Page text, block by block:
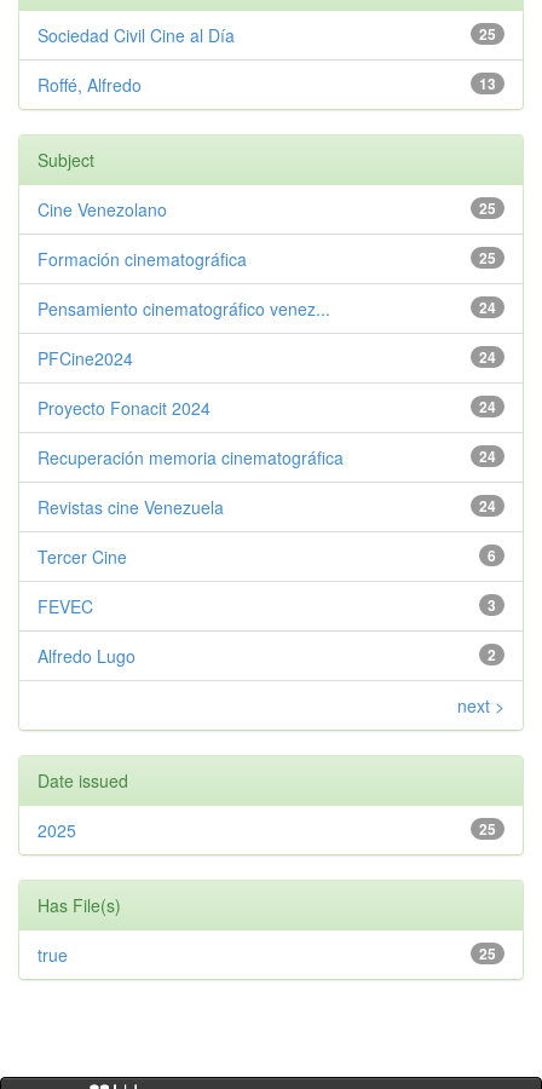
25
Sociedad Civil Cine al Día
13
Roffé, Alfredo
Subject
25
Cine Venezolano
25
Formación cinematográfica
24
Pensamiento cinematográfico venez...
24
PFCine2024
24
Proyecto Fonacit 2024
24
Recuperación memoria cinematográfica
24
Revistas cine Venezuela
6
Tercer Cine
3
FEVEC
2
Alfredo Lugo
next >
Date issued
25
2025
Has File(s)
25
true